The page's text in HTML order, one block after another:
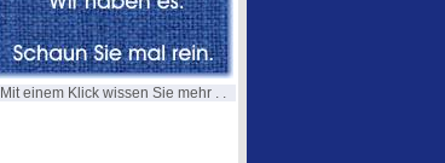
Mit einem Klick wissen Sie mehr . .